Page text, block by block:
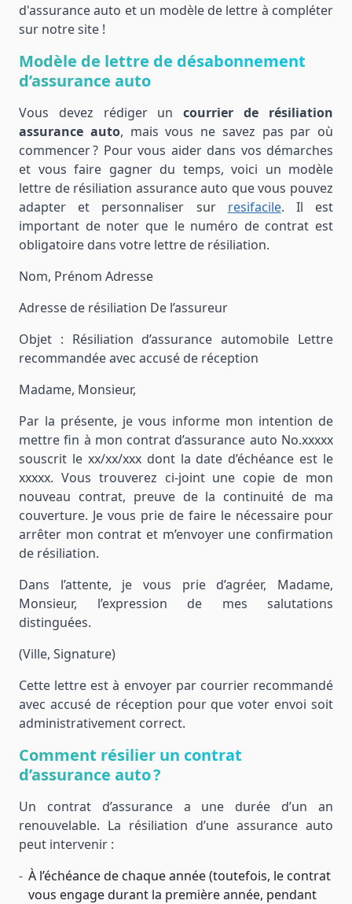
d'assurance auto et un modèle de lettre à compléter
sur notre site !
Modèle de lettre de désabonnement
d’assurance auto
Vous devez rédiger uncourrier de résiliation
assurance auto, mais vous ne savez pas par où
commencer ? Pour vous aider dans vos démarches
et vous faire gagner du temps, voici un modèle
lettre de résiliation assurance auto que vous pouvez
adapter et personnaliser sur resifacile. Il est
important de noter que le numéro de contrat est
obligatoire dans votre lettre de résiliation.
Nom, Prénom Adresse
Adresse de résiliation De l’assureur
Objet : Résiliation d’assurance automobile Lettre
recommandée avec accusé de réception
Madame, Monsieur,
Par la présente, je vous informe mon intention de
mettre fin à mon contrat d’assurance auto No.xxxxx
souscrit le xx/xx/xxx dont la date d’échéance est le
xxxxx. Vous trouverez ci-joint une copie de mon
nouveau contrat, preuve de la continuité de ma
couverture. Je vous prie de faire le nécessaire pour
arrêter mon contrat et m’envoyer une confirmation
de résiliation.
Dans l’attente, je vous prie d’agréer, Madame,
Monsieur, l’expression de mes salutations
distinguées.
(Ville, Signature)
Cette lettre est à envoyer par courrier recommandé
avec accusé de réception pour que voter envoi soit
administrativement correct.
Comment résilier un contrat
d’assurance auto ?
Un contrat d’assurance a une durée d’un an
renouvelable. La résiliation d’une assurance auto
peut intervenir :
À l’échéance de chaque année (toutefois, le contrat
vous engage durant la première année, pendant